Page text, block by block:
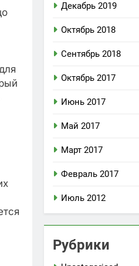
Декабрь 2019
Октябрь 2018
Сентябрь 2018
Октябрь 2017
Июнь 2017
Май 2017
Март 2017
Февраль 2017
Июль 2012
Рубрики